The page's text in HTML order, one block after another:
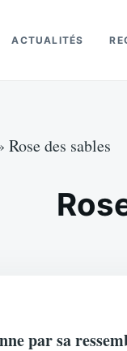
ACTUALITÉS
Rose des sables
par sa